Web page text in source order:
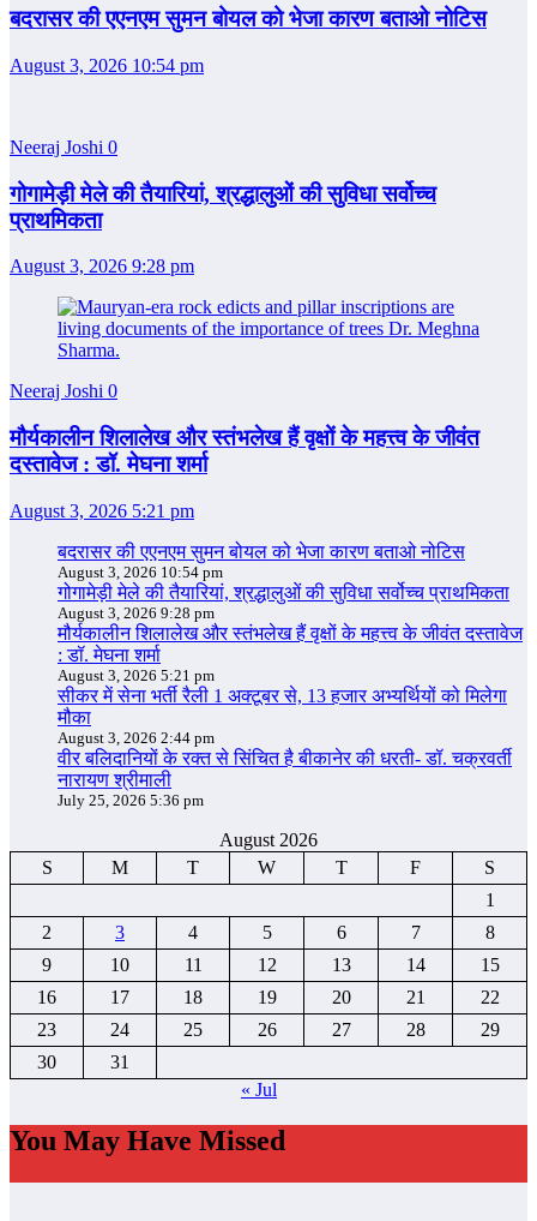
बदरासर की एएनएम सुमन बोयल को भेजा कारण बताओ नोटिस
August 3, 2026 10:54 pm
Neeraj Joshi 0
गोगामेड़ी मेले की तैयारियां, श्रद्धालुओं की सुविधा सर्वोच्च
प्राथमिकता
August 3, 2026 9:28 pm
Neeraj Joshi 0
मौर्यकालीन शिलालेख और स्तंभलेख हैं वृक्षों के महत्त्व के जीवंत
दस्तावेज : डॉ. मेघना शर्मा
August 3, 2026 5:21 pm
बदरासर की एएनएम सुमन बोयल को भेजा कारण बताओ नोटिस
August 3, 2026 10:54 pm
गोगामेड़ी मेले की तैयारियां, श्रद्धालुओं की सुविधा सर्वोच्च प्राथमिकता
August 3, 2026 9:28 pm
मौर्यकालीन शिलालेख और स्तंभलेख हैं वृक्षों के महत्त्व के जीवंत दस्तावेज
: डॉ. मेघना शर्मा
August 3, 2026 5:21 pm
सीकर में सेना भर्ती रैली 1 अक्टूबर से, 13 हजार अभ्यर्थियों को मिलेगा
मौका
August 3, 2026 2:44 pm
वीर बलिदानियों के रक्त से सिंचित है बीकानेर की धरती- डॉ. चक्रवर्ती
नारायण श्रीमाली
July 25, 2026 5:36 pm
August 2026
S
M T W T F
S
1
2
3 4 5 6 7
8
9
10 11 12 13 14
15
16
17 18 19 20 21
22
23
24 25 26 27 28
29
30
31
« Jul
You May Have Missed